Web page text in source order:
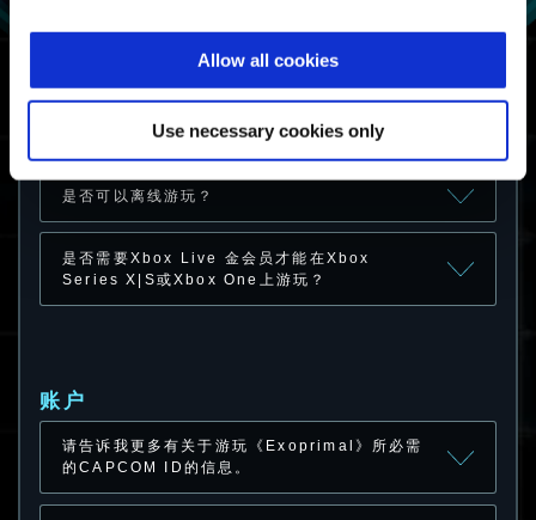
Allow all cookies
Use necessary cookies only
我可以在哪些硬件和平台上游玩
《Exoprimal》？
《Exoprimal》的硬件要求是什么？
是否可以离线游玩？
是否需要Xbox Live 金会员才能在Xbox
Series X|S或Xbox One上游玩？
账户
请告诉我更多有关于游玩《Exoprimal》所必需
的CAPCOM ID的信息。